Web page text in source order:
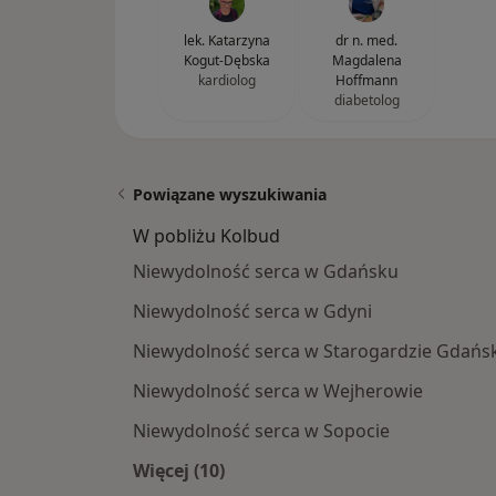
lek. Katarzyna
Kogut-Dębska
kardiolog
dr n. med.
Magdalena
Hoffmann
diabetolog
Powiązane wyszukiwania
W pobliżu Kolbud
Niewydolność serca w Gdańsku
Niewydolność serca w Gdyni
Niewydolność serca w Starogardzie
Niewydolność serca w Wejherowie
Niewydolność serca w Sopocie
Więcej (10)